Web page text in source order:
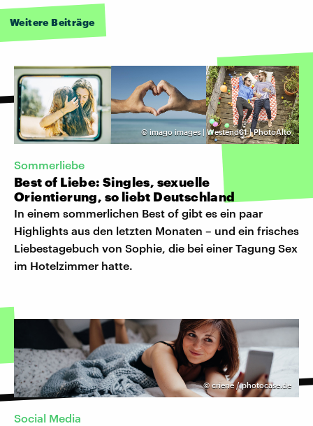
Weitere Beiträge
© imago images | Westend61 | PhotoAlto
Sommerliebe
Best of Liebe: Singles, sexuelle
Orientierung, so liebt Deutschland
In einem sommerlichen Best of gibt es ein paar
Highlights aus den letzten Monaten – und ein frisches
Liebestagebuch von Sophie, die bei einer Tagung Sex
im Hotelzimmer hatte.
©criene / photocase.de
Social Media